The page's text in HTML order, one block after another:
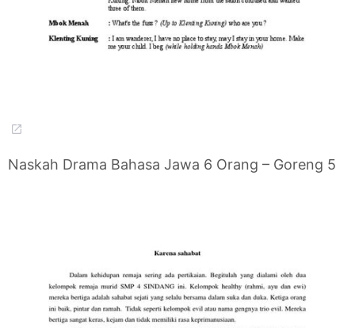
Naskah Drama Bahasa Jawa 6 Orang – Goreng 5